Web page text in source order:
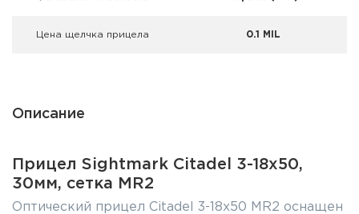
Сигнальные средства
Аксессуары
Цена щелчка прицела 0.1 MIL
Описание
Прицел Sightmark Citadel 3-18x50,
30мм, сетка MR2
Оптический прицел Citadel 3-18x50 MR2 оснащен